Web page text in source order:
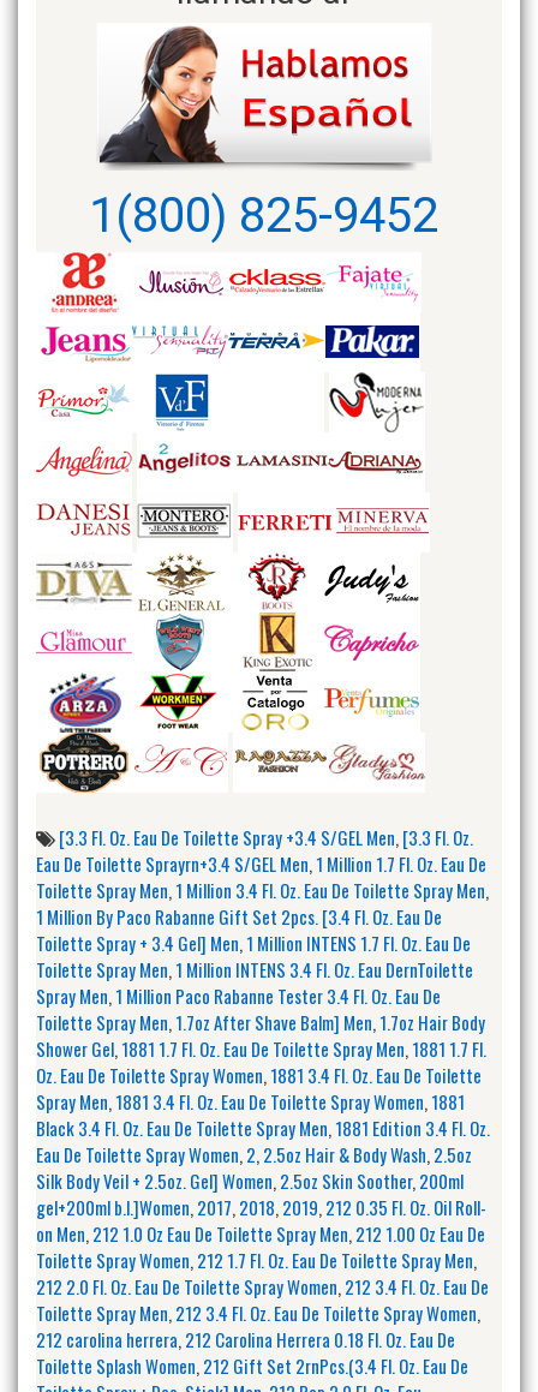
1(800) 825-9452
[3.3 Fl. Oz. Eau De Toilette Spray +3.4 S/GEL Men,[3.3 Fl. Oz.
Eau De Toilette Sprayrn+3.4 S/GEL Men,1 Million 1.7 Fl. Oz. Eau De
Toilette Spray Men,1 Million 3.4 Fl. Oz. Eau De Toilette Spray Men,
1 Million By Paco Rabanne Gift Set 2pcs. [3.4 Fl. Oz. Eau De
Toilette Spray + 3.4 Gel] Men,1 Million INTENS 1.7 Fl. Oz. Eau De
Toilette Spray Men,1 Million INTENS 3.4 Fl. Oz. Eau DernToilette
Spray Men,1 Million Paco Rabanne Tester 3.4 Fl. Oz. Eau De
Toilette Spray Men,1.7oz After Shave Balm] Men,1.7oz Hair Body
Shower Gel,1881 1.7 Fl. Oz. Eau De Toilette Spray Men,1881 1.7 Fl.
Oz. Eau De Toilette Spray Women,1881 3.4 Fl. Oz. Eau De Toilette
Spray Men,1881 3.4 Fl. Oz. Eau De Toilette Spray Women,1881
Black 3.4 Fl. Oz. Eau De Toilette Spray Men,1881 Edition 3.4 Fl. Oz.
Eau De Toilette Spray Women,2,2.5oz Hair & Body Wash,2.5oz
Silk Body Veil + 2.5oz. Gel] Women,2.5oz Skin Soother,200ml
gel+200ml b.l.]Women,2017,2018,2019,212 0.35 Fl. Oz. Oil Roll-
on Men,212 1.0 Oz Eau De Toilette Spray Men,212 1.00 Oz Eau De
Toilette Spray Women,212 1.7 Fl. Oz. Eau De Toilette Spray Men,
212 2.0 Fl. Oz. Eau De Toilette Spray Women,212 3.4 Fl. Oz. Eau De
Toilette Spray Men,212 3.4 Fl. Oz. Eau De Toilette Spray Women,
212 carolina herrera,212 Carolina Herrera 0.18 Fl. Oz. Eau De
Toilette Splash Women,212 Gift Set 2rnPcs.(3.4 Fl. Oz. Eau De